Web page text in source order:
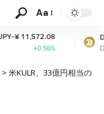
Aa
Dogecoin
DOGE
JPY-¥
> 米KULR、33億円相当の